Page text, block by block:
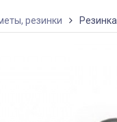
резинки